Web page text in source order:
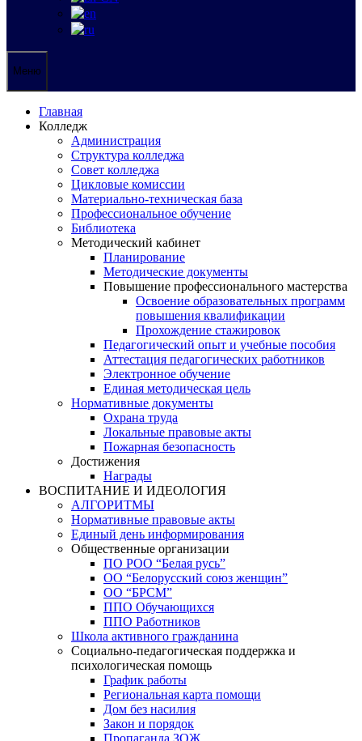
Меню
Главная
Колледж
Администрация
Структура колледжа
Совет колледжа
Цикловые комиссии
Материально-техническая база
Профессиональное обучение
Библиотека
Методический кабинет
Планирование
Методические документы
Повышение профессионального мастерства
Освоение образовательных программ
повышения квалификации
Прохождение стажировок
Педагогический опыт и учебные пособия
Аттестация педагогических работников
Электронное обучение
Единая методическая цель
Нормативные документы
Охрана труда
Локальные правовые акты
Пожарная безопасность
Достижения
Награды
ВОСПИТАНИЕ И ИДЕОЛОГИЯ
АЛГОРИТМЫ
Нормативные правовые акты
Единый день информирования
Общественные организации
ПО РОО “Белая русь”
ОО “Белорусский союз женщин”
ОО “БРСМ”
ППО Обучающихся
ППО Работников
Школа активного гражданина
Социально-педагогическая поддержка и
психологическая помощь
График работы
Региональная карта помощи
Дом без насилия
Закон и порядок
Пропаганда ЗОЖ